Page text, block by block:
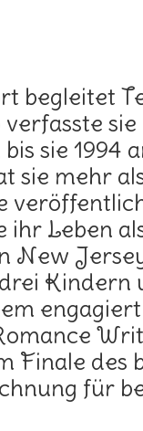
begleitet
verfasste
sie 1994
sie mehr
ihr Leben
New
Kindern
Finale
für